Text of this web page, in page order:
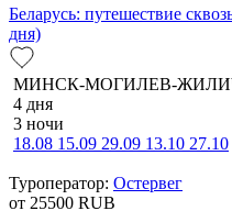
Беларусь: путешествие
дня)
МИНСК-МОГИЛЕВ-
4 дня
3 ночи
18.08 15.09 29.09 13.10 27.10
Туроператор: Остервег
от 25500 RUB